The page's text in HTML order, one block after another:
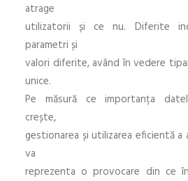
atrage
utilizatorii și ce nu. Diferite
parametri și
valori diferite, având în vedere
unice.
Pe măsură ce importanța
crește,
gestionarea și utilizarea eficientă
va
reprezenta o provocare din ce